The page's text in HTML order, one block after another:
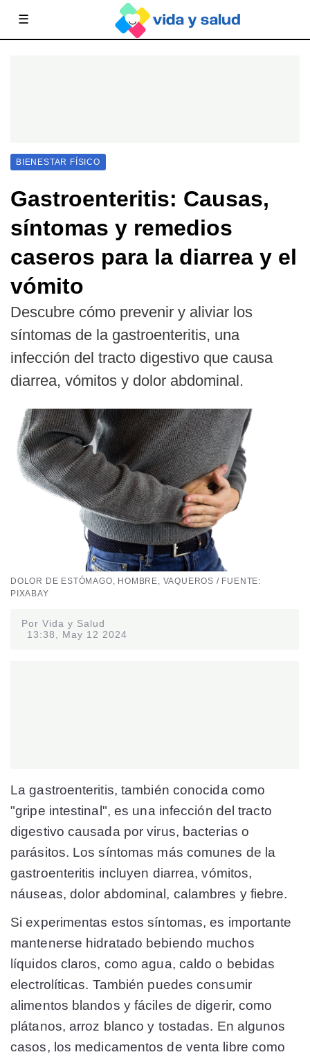
☰
BIENESTAR FÍSICO
Gastroenteritis: Causas,
síntomas y remedios
caseros para la diarrea y el
vómito
Descubre cómo prevenir y aliviar los
síntomas de la gastroenteritis, una
infección del tracto digestivo que causa
diarrea, vómitos y dolor abdominal.
DOLOR DE ESTÓMAGO, HOMBRE, VAQUEROS / FUENTE:
PIXABAY
Por Vida y Salud
13:38, May 12 2024
La gastroenteritis, también conocida como
"gripe intestinal", es una infección del tracto
digestivo causada por virus, bacterias o
parásitos. Los síntomas más comunes de la
gastroenteritis incluyen diarrea, vómitos,
náuseas, dolor abdominal, calambres y fiebre.
Si experimentas estos síntomas, es importante
mantenerse hidratado bebiendo muchos
líquidos claros, como agua, caldo o bebidas
electrolíticas. También puedes consumir
alimentos blandos y fáciles de digerir, como
plátanos, arroz blanco y tostadas. En algunos
casos, los medicamentos de venta libre como